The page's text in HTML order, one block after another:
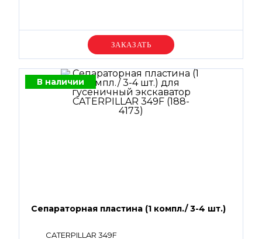
Уточняйте цену
В наличии
Сепараторная пластина (1 компл./ 3-4 шт.)
CATERPILLAR 349F